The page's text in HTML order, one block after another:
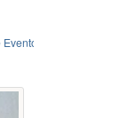
Reitor Luiz